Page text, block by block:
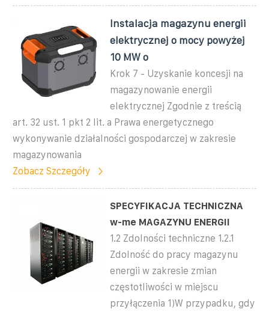
Instalacja magazynu energii
elektrycznej o mocy powyżej
10 MW o
Krok 7 - Uzyskanie koncesji na
magazynowanie energii
elektrycznej Zgodnie z treścią
art. 32 ust. 1 pkt 2 lit. a Prawa energetycznego
wykonywanie działalności gospodarczej w zakresie
magazynowania
Zobacz Szczegóły
SPECYFIKACJA TECHNICZNA
w-me MAGAZYNU ENERGII
1.2 Zdolności techniczne 1.2.1
Zdolność do pracy magazynu
energii w zakresie zmian
częstotliwości w miejscu
przyłączenia 1)W przypadku, gdy